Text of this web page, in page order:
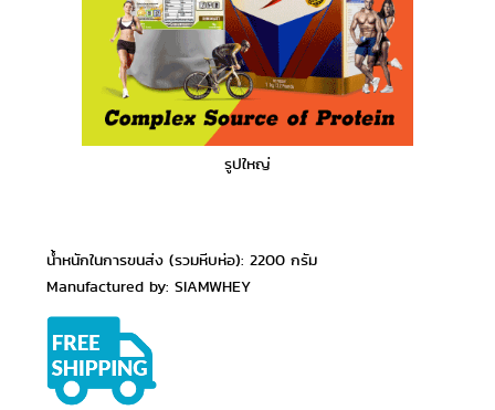
รูปใหญ่
น้ำหนักในการขนส่ง (รวมหีบห่อ): 2200 กรัม
Manufactured by: SIAMWHEY